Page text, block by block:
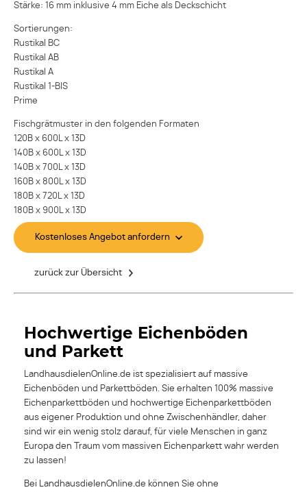
Stärke: 16 mm inklusive 4 mm Eiche als Deckschicht
Sortierungen:
Rustikal BC
Rustikal AB
Rustikal A
Rustikal 1-BIS
Prime
Fischgrätmuster in den folgenden Formaten
120B x 600L x 13D
140B x 600L x 13D
140B x 700L x 13D
160B x 800L x 13D
180B x 720L x 13D
180B x 900L x 13D
Kostenloses Angebot anfordern
zurück zur Übersicht
Hochwertige Eichenböden
und Parkett
LandhausdielenOnline.de ist spezialisiert auf massive
Eichenböden und Parkettböden. Sie erhalten 100% massive
Eichenparkettböden und hochwertige Eichenparkettböden
aus eigener Produktion und ohne Zwischenhändler, daher
sind wir ein wenig stolz darauf, für viele Menschen in ganz
Europa den Traum vom massiven Eichenparkett wahr werden
zu lassen!
Bei LandhausdielenOnline.de können Sie ohne